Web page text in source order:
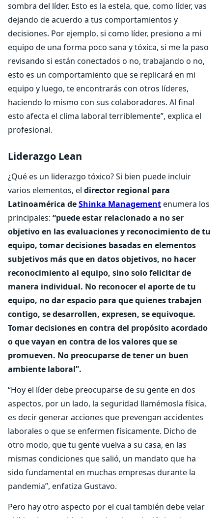
sombra del líder. Esto es la estela, que, como líder, vas
dejando de acuerdo a tus comportamientos y
decisiones. Por ejemplo, si como líder, presiono a mi
equipo de una forma poco sana y tóxica, si me la paso
revisando si están conectados o no, trabajando o no,
esto es un comportamiento que se replicará en mi
equipo y luego, te encontrarás con otros líderes,
haciendo lo mismo con sus colaboradores. Al final
esto afecta el clima laboral terriblemente”, explica el
profesional.
Liderazgo Lean
¿Qué es un liderazgo tóxico? Si bien puede incluir
varios elementos, el director regional para
Latinoamérica deShinka Managementenumera los
principales: “puede estar relacionado a no ser
objetivo en las evaluaciones y reconocimiento de tu
equipo, tomar decisiones basadas en elementos
subjetivos más que en datos objetivos, no hacer
reconocimiento al equipo, sino solo felicitar de
manera individual. No reconocer el aporte de tu
equipo, no dar espacio para que quienes trabajen
contigo, se desarrollen, expresen, se equivoque.
Tomar decisiones en contra del propósito acordado
o que vayan en contra de los valores que se
promueven. No preocuparse de tener un buen
ambiente laboral”.
“Hoy el líder debe preocuparse de su gente en dos
aspectos, por un lado, la seguridad llamémosla física,
es decir generar acciones que prevengan accidentes
laborales o que se enfermen físicamente. Dicho de
otro modo, que tu gente vuelva a su casa, en las
mismas condiciones que salió, un mandato que ha
sido fundamental en muchas empresas durante la
pandemia”, enfatiza Gustavo.
Pero hay otro aspecto por el cual también debe velar